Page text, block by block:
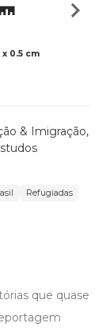
x 0.5 cm
& Imigração,
Refugiadas
que quase